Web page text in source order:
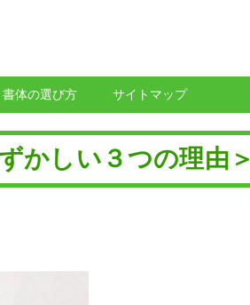
書体の選び方 サイトマップ
かしい３つの理由＞